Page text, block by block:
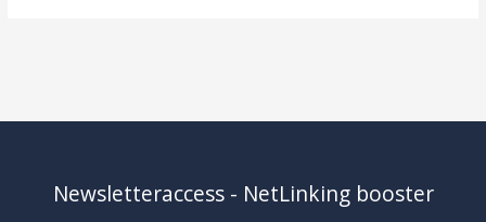
Newsletteraccess - NetLinking booster